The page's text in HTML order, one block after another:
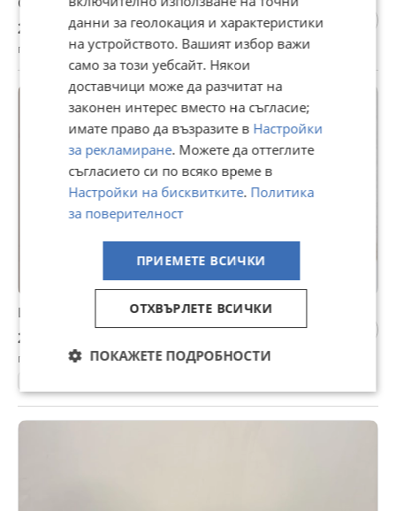
25 €
гр. Ямбол, Генерал Заимов, днес, 10:09
Инстантен бойлер Бианчи
25,56 €
гр. Ямбол, днес, 11:10
данни за геолокация и характеристики
на устройството. Вашият избор важи
само за този уебсайт. Някои
доставчици може да разчитат на
законен интерес вместо на съгласие;
имате право да възразите в Настройки
за рекламиране. Можете да оттеглите
съгласието си по всяко време в
Настройки на бисквитките. Политика
за поверителност
ПРИЕМЕТЕ ВСИЧКИ
ОТХВЪРЛЕТЕ ВСИЧКИ
ПОКАЖЕТЕ ПОДРОБНОСТИ